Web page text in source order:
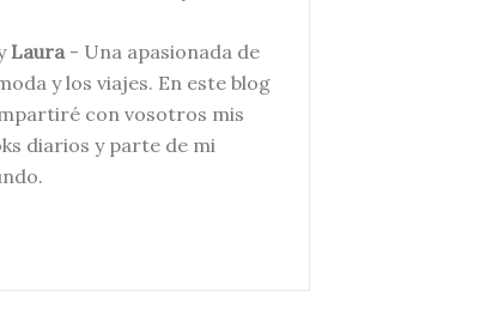
Laura- Una apasionada de
y los viajes. En este blog
con vosotros mis
diarios y parte de mi